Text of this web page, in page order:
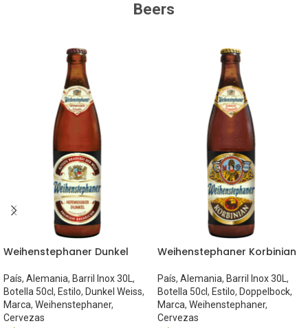
Beers
Weihenstephaner Dunkel
País, Alemania, Barril Inox 30L ,
Botella 50cl, Estilo, Dunkel Weiss,
Marca, Weihenstephaner,
Cervezas
Weihenstephaner Korbinian
País, Alemania, Barril Inox 30L ,
Botella 50cl, Estilo, Doppelbock,
Marca, Weihenstephaner,
Cervezas